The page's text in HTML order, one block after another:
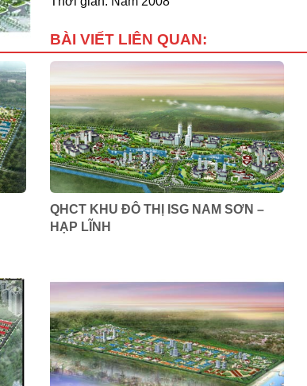
BÀI VIẾT LIÊN QUAN:
QHCT KHU ĐÔ THỊ ISG NAM SƠN –
HẠP LĨNH